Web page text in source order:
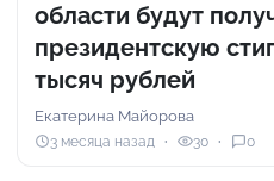
области будут
президентскую
тысяч рублей
Екатерина Майорова
3 месяца назад 30 0